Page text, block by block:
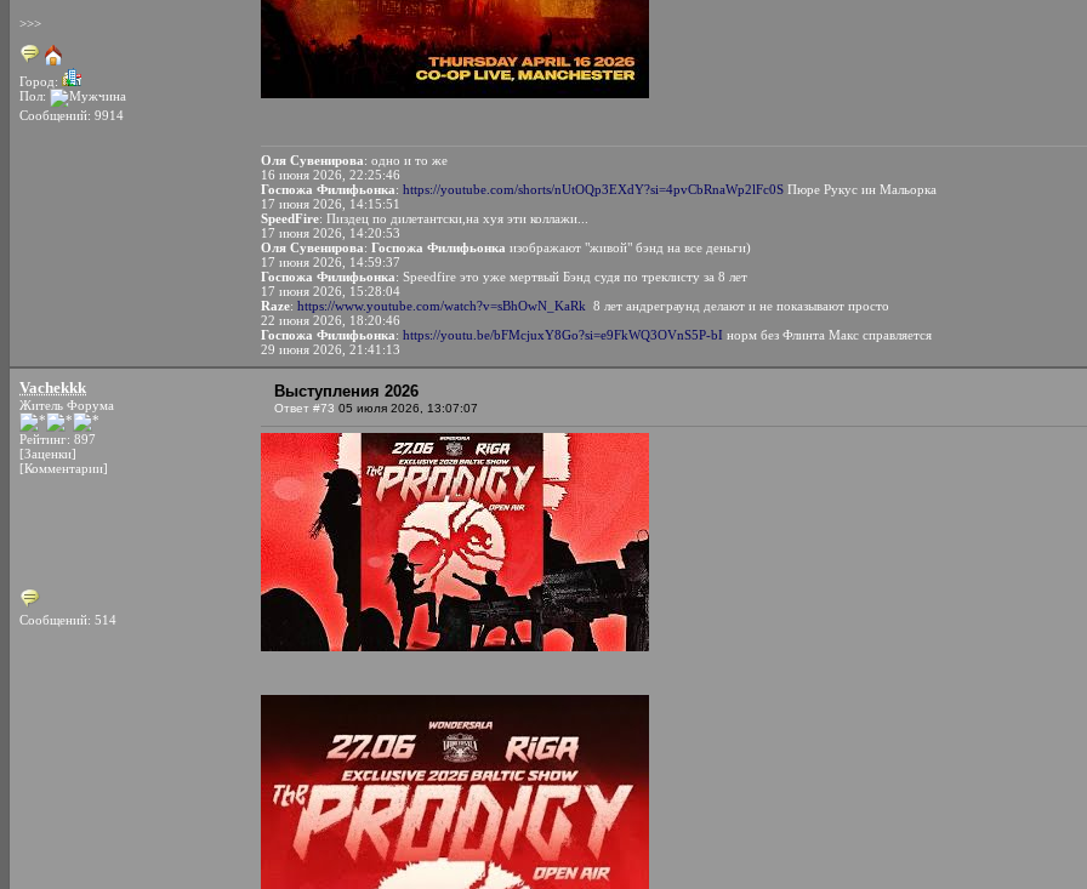
>>>
Город:
Пол:
Сообщений: 9914
Оля Сувенирова: одно и то же
16 июня 2026, 22:25:46
Госпожа Филифьонка: https://youtube.com/shorts/nUtOQp3EXdY?si=4pvCbRnaWp2lFc0S Пюре Рукус ин Мальорка
17 июня 2026, 14:15:51
SpeedFire: Пиздец по дилетантски,на хуя эти коллажи...
17 июня 2026, 14:20:53
Оля Сувенирова: Госпожа Филифьонка изображают "живой" бэнд на все деньги)
17 июня 2026, 14:59:37
Госпожа Филифьонка: Speedfire это уже мертвый Бэнд судя по треклисту за 8 лет
17 июня 2026, 15:28:04
Raze: https://www.youtube.com/watch?v=sBhOwN_KaRk 8 лет андреграунд делают и не показывают просто
22 июня 2026, 18:20:46
Госпожа Филифьонка: https://youtu.be/bFMcjuxY8Go?si=e9FkWQ3OVnS5P-bI норм без Флинта Макс справляется
29 июня 2026, 21:41:13
Vachekkk
Житель Форума
Рейтинг: 897
[Заценки]
[Комментарии]
Сообщений: 514
Выступления 2026
Ответ #73 05 июля 2026, 13:07:07